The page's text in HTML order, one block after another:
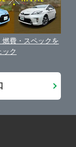
燃費・スペックを
ック